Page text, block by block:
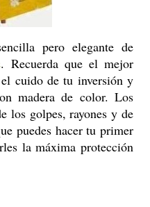
pero elegante de
. Recuerda que el mejor
cuido de tu inversión y
madera de color. Los
los golpes, rayones y de
puedes hacer tu primer
la máxima protección